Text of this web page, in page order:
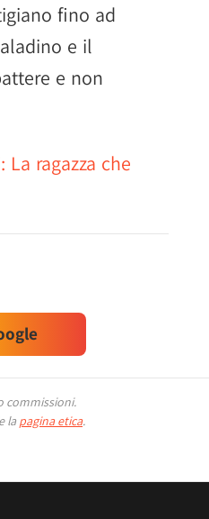
fino ad
e il
e non
ragazza che
commissioni.
la pagina etica.